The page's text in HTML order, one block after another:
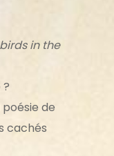
in the
de
cachés